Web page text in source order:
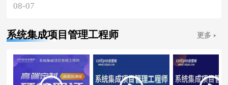
08-07
系统集成项目管理工程师 更多